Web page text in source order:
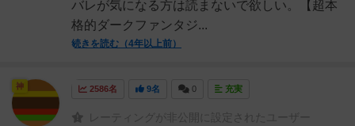
バレが気になる方は読まないで欲しい。【超本
格的ダークファンタジ...
続きを読む（4年以上前）
2586名 9名 0 充実
レーティングが非公開に設定されたユーザー
神